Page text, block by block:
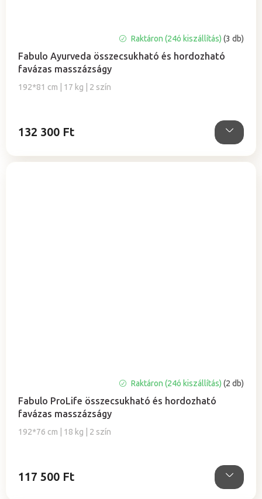
Fabulo Ayurveda összecsukható és hordozható
favázas masszázságy
192*81 cm | 17 kg | 2 szín
Raktáron (24ó kiszállítás) (3 db)
132 300 Ft
Fabulo ProLife összecsukható és hordozható
favázas masszázságy
192*76 cm | 18 kg | 2 szín
termék
átlagos
értékelése
5-
Raktáron (24ó kiszállítás)(2 db)
117 500 Ft